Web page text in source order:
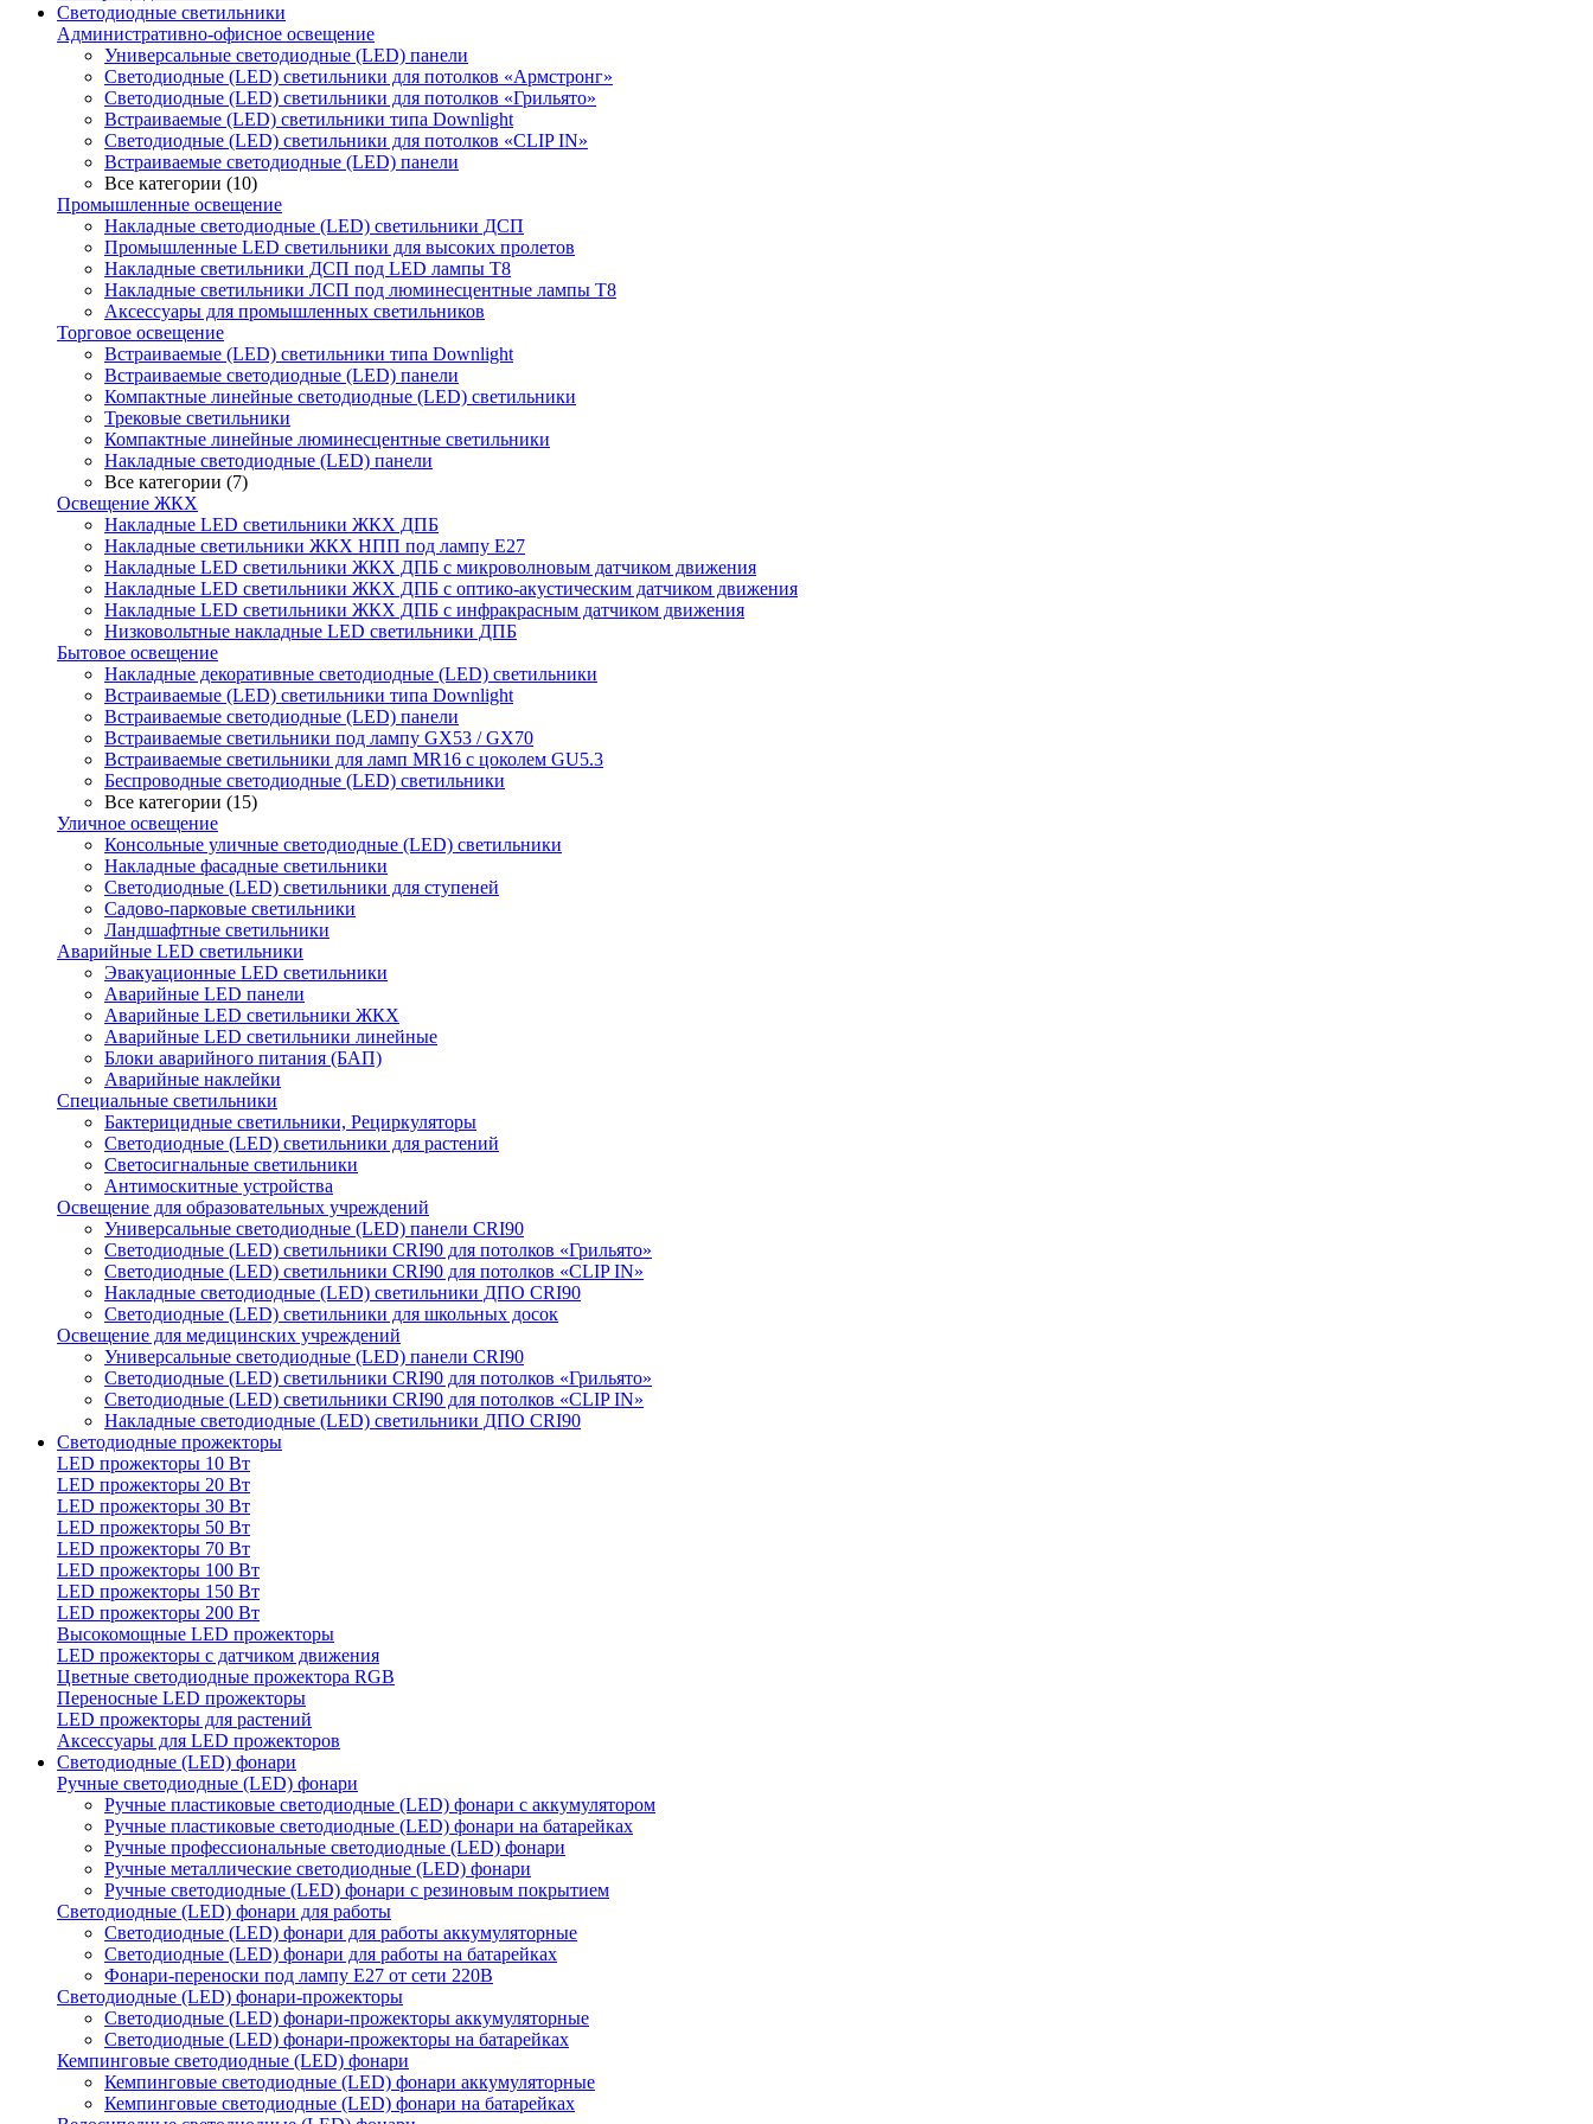
Светодиодные светильники
Административно-офисное освещение
Универсальные светодиодные (LED) панели
Светодиодные (LED) светильники для потолков «Армстронг»
Светодиодные (LED) светильники для потолков «Грильято»
Встраиваемые (LED) светильники типа Downlight
Светодиодные (LED) светильники для потолков «CLIP IN»
Встраиваемые светодиодные (LED) панели
Все категории (10)
Промышленные освещение
Накладные светодиодные (LED) светильники ДСП
Промышленные LED светильники для высоких пролетов
Накладные светильники ДСП под LED лампы Т8
Накладные светильники ЛСП под люминесцентные лампы Т8
Аксессуары для промышленных светильников
Торговое освещение
Встраиваемые (LED) светильники типа Downlight
Встраиваемые светодиодные (LED) панели
Компактные линейные светодиодные (LED) светильники
Трековые светильники
Компактные линейные люминесцентные светильники
Накладные светодиодные (LED) панели
Все категории (7)
Освещение ЖКХ
Накладные LED светильники ЖКХ ДПБ
Накладные светильники ЖКХ НПП под лампу Е27
Накладные LED светильники ЖКХ ДПБ с микроволновым датчиком движения
Накладные LED светильники ЖКХ ДПБ с оптико-акустическим датчиком движения
Накладные LED светильники ЖКХ ДПБ с инфракрасным датчиком движения
Низковольтные накладные LED светильники ДПБ
Бытовое освещение
Накладные декоративные светодиодные (LED) светильники
Встраиваемые (LED) светильники типа Downlight
Встраиваемые светодиодные (LED) панели
Встраиваемые светильники под лампу GX53 / GX70
Встраиваемые светильники для ламп MR16 с цоколем GU5.3
Беспроводные светодиодные (LED) светильники
Все категории (15)
Уличное освещение
Консольные уличные светодиодные (LED) светильники
Накладные фасадные светильники
Светодиодные (LED) светильники для ступеней
Садово-парковые светильники
Ландшафтные светильники
Аварийные LED светильники
Эвакуационные LED светильники
Аварийные LED панели
Аварийные LED светильники ЖКХ
Аварийные LED светильники линейные
Блоки аварийного питания (БАП)
Аварийные наклейки
Специальные светильники
Бактерицидные светильники, Рециркуляторы
Светодиодные (LED) светильники для растений
Светосигнальные светильники
Антимоскитные устройства
Освещение для образовательных учреждений
Универсальные светодиодные (LED) панели CRI90
Светодиодные (LED) светильники CRI90 для потолков «Грильято»
Светодиодные (LED) светильники CRI90 для потолков «CLIP IN»
Накладные светодиодные (LED) светильники ДПО CRI90
Светодиодные (LED) светильники для школьных досок
Освещение для медицинских учреждений
Универсальные светодиодные (LED) панели CRI90
Светодиодные (LED) светильники CRI90 для потолков «Грильято»
Светодиодные (LED) светильники CRI90 для потолков «CLIP IN»
Накладные светодиодные (LED) светильники ДПО CRI90
Светодиодные прожекторы
LED прожекторы 10 Вт
LED прожекторы 20 Вт
LED прожекторы 30 Вт
LED прожекторы 50 Вт
LED прожекторы 70 Вт
LED прожекторы 100 Вт
LED прожекторы 150 Вт
LED прожекторы 200 Вт
Высокомощные LED прожекторы
LED прожекторы с датчиком движения
Цветные светодиодные прожектора RGB
Переносные LED прожекторы
LED прожекторы для растений
Аксессуары для LED прожекторов
Светодиодные (LED) фонари
Ручные светодиодные (LED) фонари
Ручные пластиковые светодиодные (LED) фонари с аккумулятором
Ручные пластиковые светодиодные (LED) фонари на батарейках
Ручные профессиональные светодиодные (LED) фонари
Ручные металлические светодиодные (LED) фонари
Ручные светодиодные (LED) фонари с резиновым покрытием
Светодиодные (LED) фонари для работы
Светодиодные (LED) фонари для работы аккумуляторные
Светодиодные (LED) фонари для работы на батарейках
Фонари-переноски под лампу E27 от сети 220В
Светодиодные (LED) фонари-прожекторы
Светодиодные (LED) фонари-прожекторы аккумуляторные
Светодиодные (LED) фонари-прожекторы на батарейках
Кемпинговые светодиодные (LED) фонари
Кемпинговые светодиодные (LED) фонари аккумуляторные
Кемпинговые светодиодные (LED) фонари на батарейках